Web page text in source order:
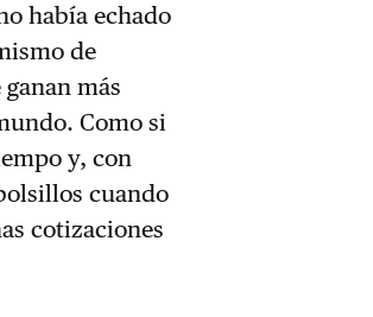
había echado
de
más
Como si
y, con
cuando
cotizaciones